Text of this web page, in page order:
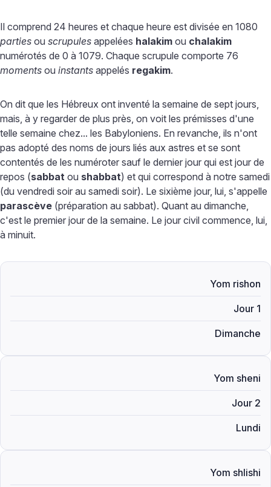
Il comprend 24 heures et chaque heure est divisée en 1080
parties ou scrupules appelées halakim ou chalakim
numérotés de 0 à 1079. Chaque scrupule comporte 76
moments ou instants appelés regakim.
On dit que les Hébreux ont inventé la semaine de sept jours,
mais, à y regarder de plus près, on voit les prémisses d'une
telle semaine chez... les Babyloniens. En revanche, ils n'ont
pas adopté des noms de jours liés aux astres et se sont
contentés de les numéroter sauf le dernier jour qui est jour de
repos (sabbat ou shabbat) et qui correspond à notre samedi
(du vendredi soir au samedi soir). Le sixième jour, lui, s'appelle
parascève (préparation au sabbat). Quant au dimanche,
c'est le premier jour de la semaine. Le jour civil commence, lui,
à minuit.
Yom rishon
Jour 1
Dimanche
Yom sheni
Jour 2
Lundi
Yom shlishi